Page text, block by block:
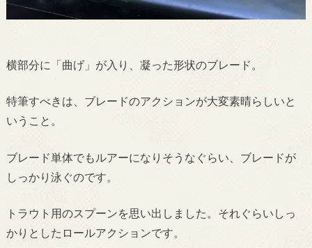
横部分に「曲げ」が入り、凝った形状のブレード。
特筆すべきは、ブレードのアクションが大変素晴らしいと
いうこと。
ブレード単体でもルアーになりそうなぐらい、ブレードが
しっかり泳ぐのです。
トラウト用のスプーンを思い出しました。それぐらいしっ
かりとしたロールアクションです。